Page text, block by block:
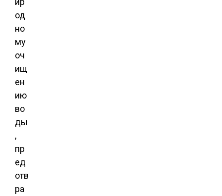
од
но
му
оч
ищ
ен
ию
во
ды
,
пр
ед
отв
ра